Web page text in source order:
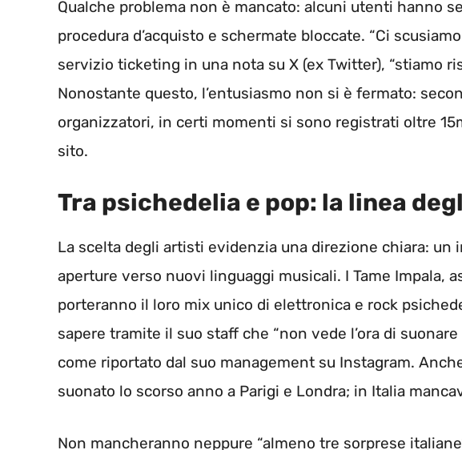
Qualche problema non è mancato: alcuni utenti hanno
procedura d’acquisto e schermate bloccate. “Ci
servizio ticketing in una nota su X (ex Twitter), “stiamo
Nonostante questo, l’entusiasmo non si è fermato:
organizzatori, in certi momenti si sono registrati oltre
sito.
Tra psichedelia e pop: la linea
La scelta degli artisti evidenzia una direzione chiara: un
aperture verso nuovi linguaggi musicali. I Tame Impala,
porteranno il loro mix unico di elettronica e rock
sapere tramite il suo staff che “non vede l’ora di
come riportato dal suo management su Instagram.
suonato lo scorso anno a Parigi e Londra; in Italia
Non mancheranno neppure “almeno tre sorprese